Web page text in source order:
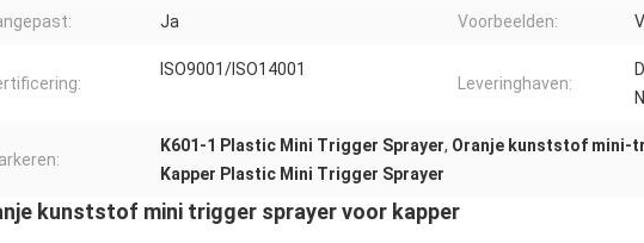
Ja Voorbeelden:
ISO9001/ISO14001
Leveringhaven:
K601-1 Plastic Mini Trigger Sprayer, Oranje kunststof mini-
Kapper Plastic Mini Trigger Sprayer
kunststof mini trigger sprayer voor kapper